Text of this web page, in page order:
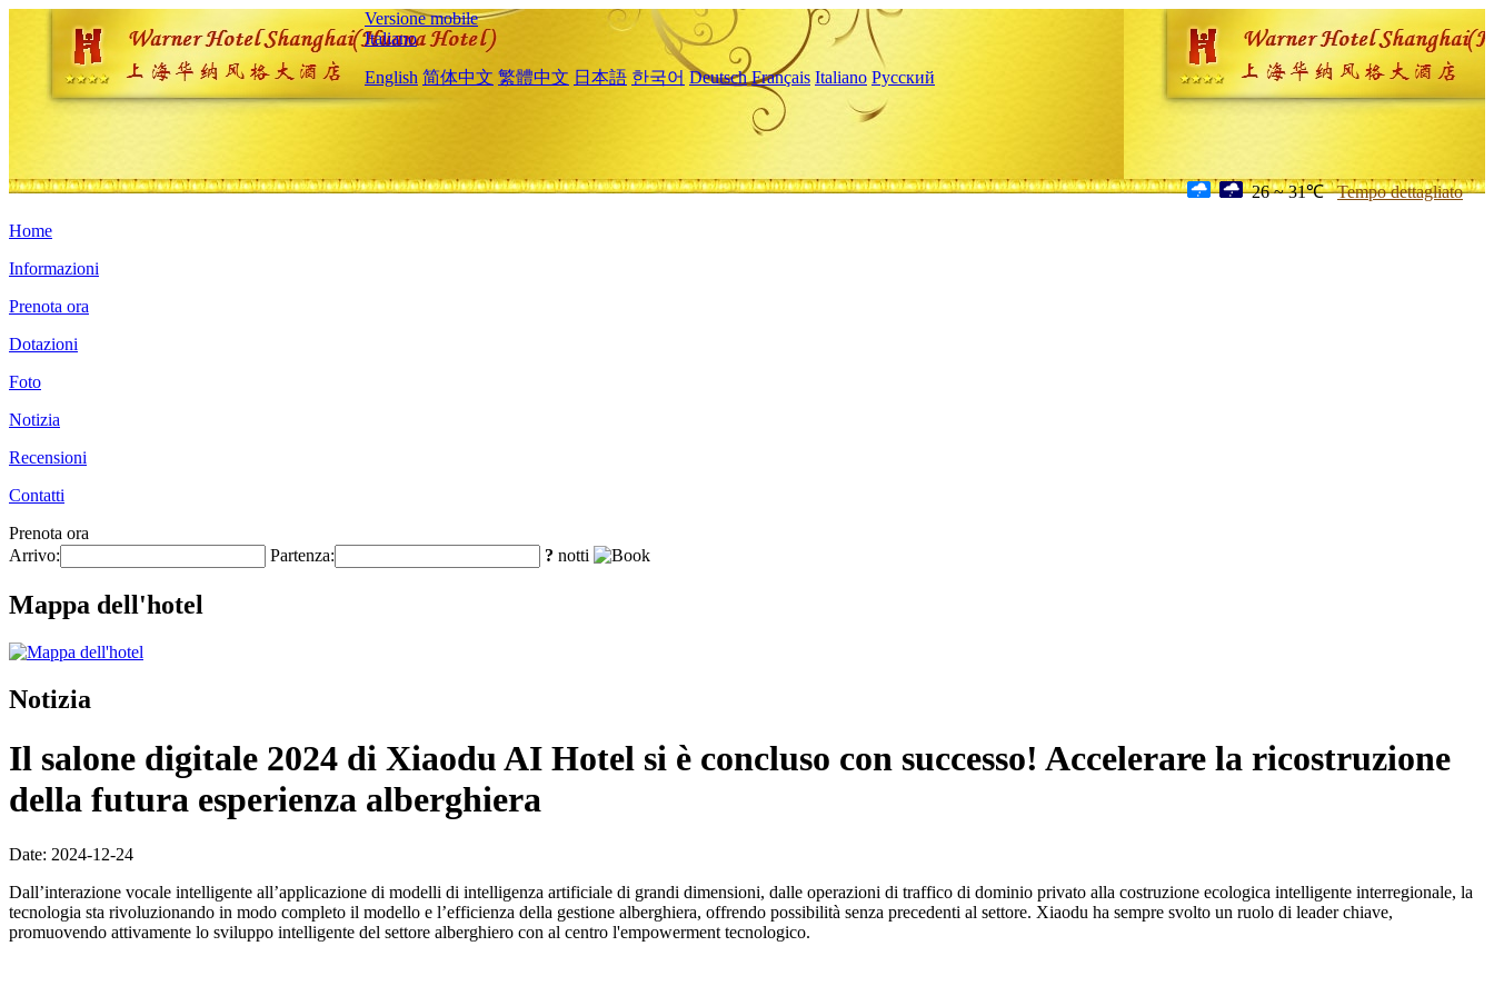
Versione mobile
Italiano
English 简体中文 繁體中文 日本語 한국어 Deutsch Français Italiano Русский
26 ~ 31℃ Tempo dettagliato
Home
Informazioni
Prenota ora
Dotazioni
Foto
Notizia
Recensioni
Contatti
Prenota ora
Arrivo:
Partenza: ? notti
Mappa dell'hotel
Notizia
Il salone digitale 2024 di Xiaodu AI Hotel si è concluso con successo! Accelerare la ricostruzione
della futura esperienza alberghiera
Date: 2024-12-24
Dall’interazione vocale intelligente all’applicazione di modelli di intelligenza artificiale di grandi dimensioni, dalle operazioni di traffico di dominio privato alla costruzione ecologica intelligente interregionale, la
tecnologia sta rivoluzionando in modo completo il modello e l’efficienza della gestione alberghiera, offrendo possibilità senza precedenti al settore. Xiaodu ha sempre svolto un ruolo di leader chiave,
promuovendo attivamente lo sviluppo intelligente del settore alberghiero con al centro l'empowerment tecnologico.